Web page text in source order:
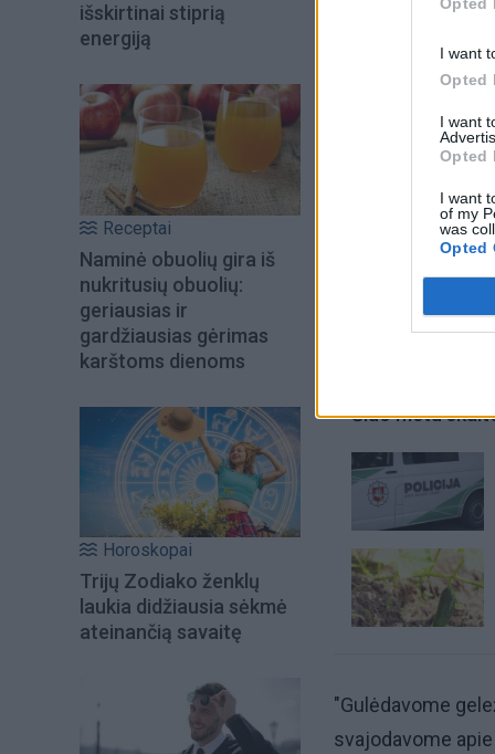
I want
Opted
I want
Opted
I want
of my
was
Opted
išskirtinai stiprią
energiją
Receptai
Naminė obuolių gira iš
nukritusių obuolių:
geriausias ir
gardžiausias gėrimas
karštoms dienoms
Horoskopai
Trijų Zodiako ženklų
laukia didžiausia sėkmė
ateinančią savaitę
Šiuo metu
"Gulėdavome
svajodavome